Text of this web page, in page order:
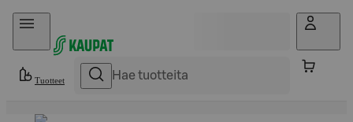
Hyppää sisältöön
Tuotteet